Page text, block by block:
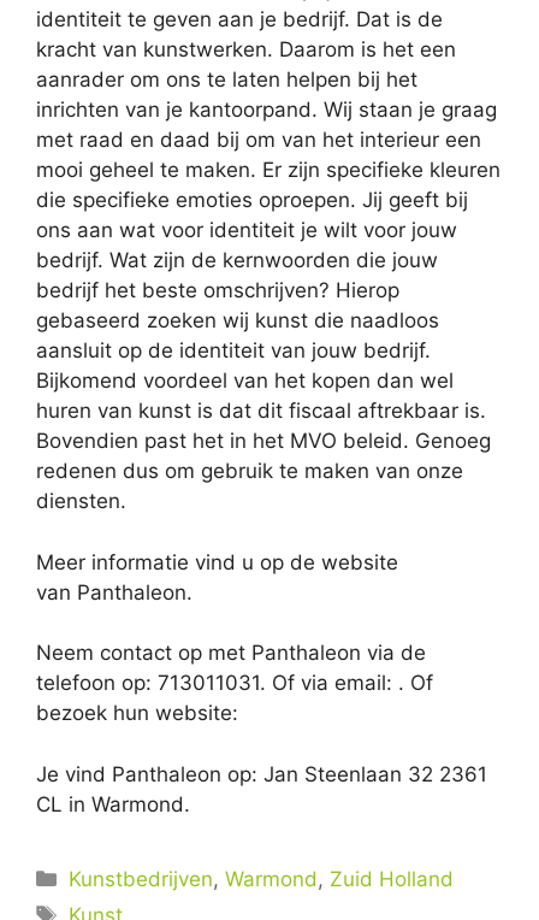
identiteit te geven aan je bedrijf. Dat is de
kracht van kunstwerken. Daarom is het een
aanrader om ons te laten helpen bij het
inrichten van je kantoorpand. Wij staan je graag
met raad en daad bij om van het interieur een
mooi geheel te maken. Er zijn specifieke kleuren
die specifieke emoties oproepen. Jij geeft bij
ons aan wat voor identiteit je wilt voor jouw
bedrijf. Wat zijn de kernwoorden die jouw
bedrijf het beste omschrijven? Hierop
gebaseerd zoeken wij kunst die naadloos
aansluit op de identiteit van jouw bedrijf.
Bijkomend voordeel van het kopen dan wel
huren van kunst is dat dit fiscaal aftrekbaar is.
Bovendien past het in het MVO beleid. Genoeg
redenen dus om gebruik te maken van onze
diensten.
Meer informatie vind u op de website
van Panthaleon.
Neem contact op met Panthaleon via de
telefoon op: 713011031. Of via email: . Of
bezoek hun website:
Je vind Panthaleon op: Jan Steenlaan 32 2361
CL in Warmond.
Categorieën
Kunstbedrijven,Warmond , Zuid Holland
Tags
Kunst